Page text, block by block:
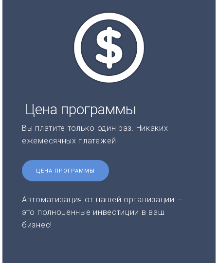
Цена программы
Вы платите только один раз. Никаких
ежемесячных платежей!
ЦЕНА ПРОГРАММЫ
Автоматизация от нашей организации –
это полноценные инвестиции в ваш
бизнес!